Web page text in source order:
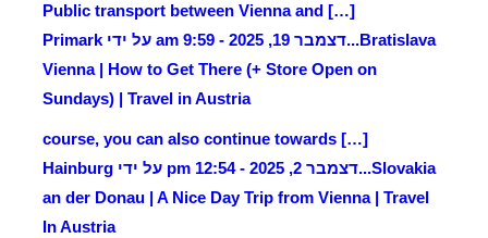
[…] Public transport between Vienna and
Bratislava...
דצמבר 19, 2025 - 9:59 am על ידי Primark
Vienna | How to Get There (+ Store Open on
Sundays) | Travel in Austria
[…] course, you can also continue towards
Slovakia...
דצמבר 2, 2025 - 12:54 pm על ידי Hainburg
an der Donau | A Nice Day Trip from Vienna | Travel
In Austria